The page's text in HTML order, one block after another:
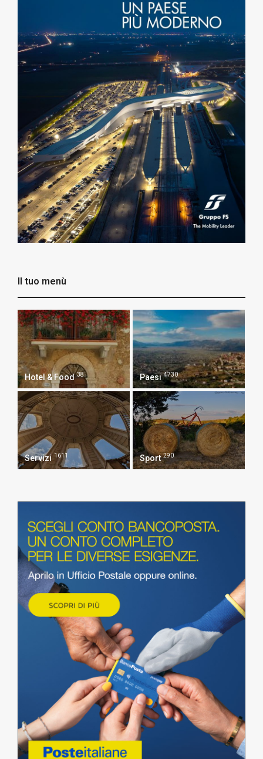
Il tuo menù
Hotel & Food 38 Paesi 4730
Servizi 1611 Sport 290